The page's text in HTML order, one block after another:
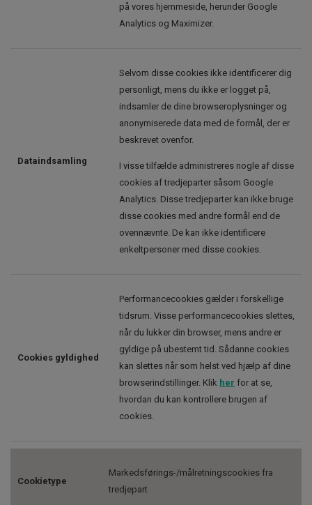
på vores hjemmeside, herunder Google
Analytics og Maximizer.
Dataindsamling
Selvom disse cookies ikke identificerer dig
personligt, mens du ikke er logget på,
indsamler de dine browseroplysninger og
anonymiserede data med de formål, der er
beskrevet ovenfor.
I visse tilfælde administreres nogle af disse
cookies af tredjeparter såsom Google
Analytics. Disse tredjeparter kan ikke bruge
disse cookies med andre formål end de
ovennævnte. De kan ikke identificere
enkeltpersoner med disse cookies.
Cookies gyldighed
Performancecookies gælder i forskellige
tidsrum. Visse performancecookies slettes,
når du lukker din browser, mens andre er
gyldige på ubestemt tid. Sådanne cookies
kan slettes når som helst ved hjælp af dine
browserindstillinger. Klik her for at se,
hvordan du kan kontrollere brugen af
cookies.
Cookietype
Markedsførings-/målretningscookies fra
tredjepart